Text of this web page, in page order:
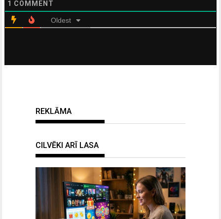
1 COMMENT
Oldest
REKLĀMA
CILVĒKI ARĪ LASA